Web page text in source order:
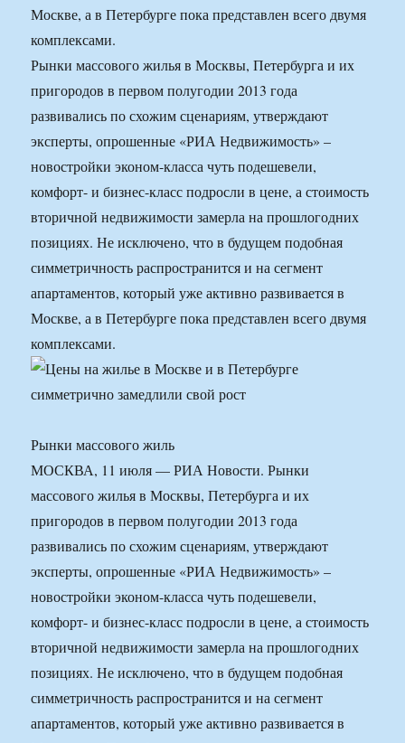
Москве, а в Петербурге пока представлен всего двумя
комплексами.
Рынки массового жилья в Москвы, Петербурга и их
пригородов в первом полугодии 2013 года
развивались по схожим сценариям, утверждают
эксперты, опрошенные «РИА Недвижимость» –
новостройки эконом-класса чуть подешевели,
комфорт- и бизнес-класс подросли в цене, а стоимость
вторичной недвижимости замерла на прошлогодних
позициях. Не исключено, что в будущем подобная
симметричность распространится и на сегмент
апартаментов, который уже активно развивается в
Москве, а в Петербурге пока представлен всего двумя
комплексами.
Рынки массового жиль
МОСКВА, 11 июля — РИА Новости. Рынки
массового жилья в Москвы, Петербурга и их
пригородов в первом полугодии 2013 года
развивались по схожим сценариям, утверждают
эксперты, опрошенные «РИА Недвижимость» –
новостройки эконом-класса чуть подешевели,
комфорт- и бизнес-класс подросли в цене, а стоимость
вторичной недвижимости замерла на прошлогодних
позициях. Не исключено, что в будущем подобная
симметричность распространится и на сегмент
апартаментов, который уже активно развивается в